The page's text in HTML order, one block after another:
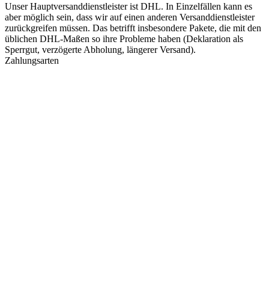
Unser Hauptversanddienstleister ist DHL. In Einzelfällen kann es
aber möglich sein, dass wir auf einen anderen Versanddienstleister
zurückgreifen müssen. Das betrifft insbesondere Pakete, die mit den
üblichen DHL-Maßen so ihre Probleme haben (Deklaration als
Sperrgut, verzögerte Abholung, längerer Versand).
Zahlungsarten